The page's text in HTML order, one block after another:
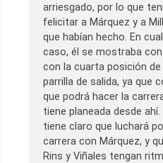
arriesgado, por lo que
felicitar a Márquez y a
que habían hecho. En
caso, él se mostraba
con la cuarta posición de
parrilla de salida, ya que
que podrá hacer la
tiene planeada desde ahí.
tiene claro que luchará
carrera con Márquez, y
Rins y Viñales tengan